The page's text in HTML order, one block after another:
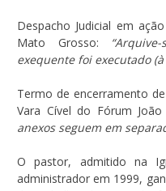
Despacho Judicial em
Mato Grosso:
exequente foi executado
Termo de encerramento
Vara Cível do Fórum
anexos seguem em
O pastor, admitido na
administrador em 1999,